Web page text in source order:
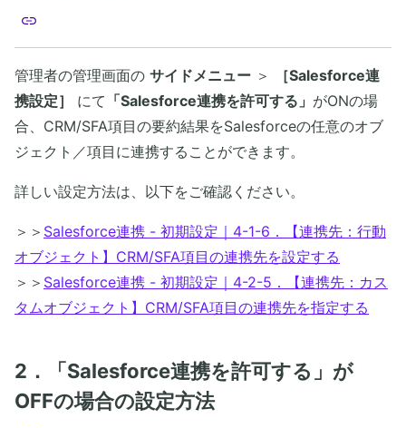
管理者の管理画面の サイドメニュー ＞
［Salesforce連
携設定］
にて 「Salesforce連携を許可する」 がONの場
合、CRM/SFA項目の要約結果をSalesforceの任意のオブ
ジェクト／項目に連携することができます。
詳しい設定方法は、以下をご確認ください。
＞＞ Salesforce連携 - 初期設定｜4-1-6．【連携先：行動
オブジェクト】CRM/SFA項目の連携先を設定する
＞＞ Salesforce連携 - 初期設定｜4-2-5．【連携先：カス
タムオブジェクト】CRM/SFA項目の連携先を指定する
2．「Salesforce連携を許可する」が
OFFの場合の設定方法